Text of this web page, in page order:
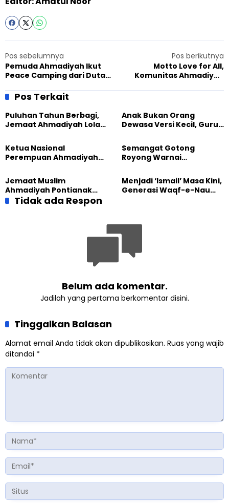
Pos sebelumnya
Pemuda Ahmadiyah Ikut
Peace Camping dari Duta
Pos berikutnya
Motto Love for All,
Komunitas Ahmadiyah
Natal di Gereja GPIB
Pos Terkait
Puluhan Tahun Berbagi,
Jemaat Ahmadiyah Lolak
Sembako kepada Warga
Anak Bukan Orang
Dewasa Versi Kecil, Guru
Pendidikan BERLIAN
Ketua Nasional
Perempuan Ahmadiyah
Besar Universitas
Terbuka
Semangat Gotong
Royong Warnai
Masjid di Jemaat
Ahmadiyah Sukapura
Jemaat Muslim
Ahmadiyah Pontianak
dan Gereja Katedral
Perkuat Kolaborasi Sosial
Menjadi ‘Ismail’ Masa Kini,
Generasi Waqf-e-Nau
Tidak ada Respon
Belum ada komentar.
Jadilah yang pertama berkomentar disini.
Tinggalkan Balasan
Alamat email Anda tidak akan dipublikasikan. Ruas yang wajib
ditandai *